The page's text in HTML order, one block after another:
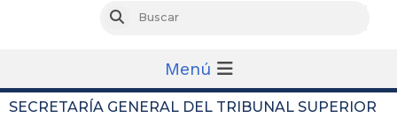
Buscar
Menú
SECRETARÍA GENERAL DEL TRIBUNAL SUPERIOR